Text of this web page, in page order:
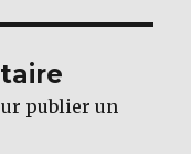
publier un